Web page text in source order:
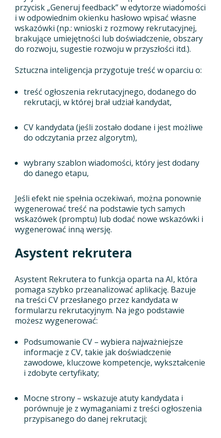
przycisk „Generuj feedback” w edytorze wiadomości
i w odpowiednim okienku hasłowo wpisać własne
wskazówki (np.: wnioski z rozmowy rekrutacyjnej,
brakujące umiejętności lub doświadczenie, obszary
do rozwoju, sugestie rozwoju w przyszłości itd.).
Sztuczna inteligencja przygotuje treść w oparciu o:
treść ogłoszenia rekrutacyjnego, dodanego do
rekrutacji, w której brał udział kandydat,
CV kandydata (jeśli zostało dodane i jest możliwe
do odczytania przez algorytm),
wybrany szablon wiadomości, który jest dodany
do danego etapu,
Jeśli efekt nie spełnia oczekiwań, można ponownie
wygenerować treść na podstawie tych samych
wskazówek (promptu) lub dodać nowe wskazówki i
wygenerować inną wersję.
Asystent rekrutera
Asystent Rekrutera to funkcja oparta na AI, która
pomaga szybko przeanalizować aplikację. Bazuje
na treści CV przesłanego przez kandydata w
formularzu rekrutacyjnym. Na jego podstawie
możesz wygenerować:
Podsumowanie CV – wybiera najważniejsze
informacje z CV, takie jak doświadczenie
zawodowe, kluczowe kompetencje, wykształcenie
i zdobyte certyfikaty;
Mocne strony – wskazuje atuty kandydata i
porównuje je z wymaganiami z treści ogłoszenia
przypisanego do danej rekrutacji;